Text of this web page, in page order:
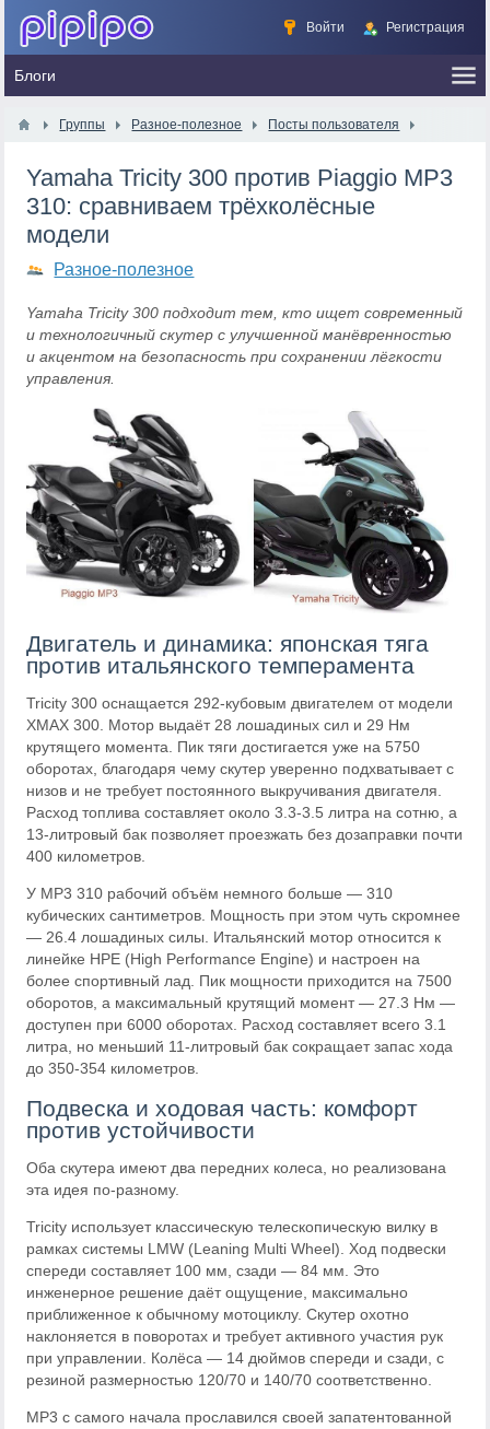
Войти Регистрация
Группы Разное-полезное Посты пользователя
Yamaha Tricity 300 против Piaggio MP3
310: сравниваем трёхколёсные
модели
Разное-полезное
Yamaha Tricity 300 подходит тем, кто ищет современный
и технологичный скутер с улучшенной манёвренностью
и акцентом на безопасность при сохранении лёгкости
управления.
Двигатель и динамика: японская тяга
против итальянского темперамента
Tricity 300 оснащается 292-кубовым двигателем от модели
XMAX 300. Мотор выдаёт 28 лошадиных сил и 29 Нм
крутящего момента. Пик тяги достигается уже на 5750
оборотах, благодаря чему скутер уверенно подхватывает с
низов и не требует постоянного выкручивания двигателя.
Расход топлива составляет около 3.3-3.5 литра на сотню, а
13-литровый бак позволяет проезжать без дозаправки почти
400 километров.
У MP3 310 рабочий объём немного больше — 310
кубических сантиметров. Мощность при этом чуть скромнее
— 26.4 лошадиных силы. Итальянский мотор относится к
линейке HPE (High Performance Engine) и настроен на
более спортивный лад. Пик мощности приходится на 7500
оборотов, а максимальный крутящий момент — 27.3 Нм —
доступен при 6000 оборотах. Расход составляет всего 3.1
литра, но меньший 11-литровый бак сокращает запас хода
до 350-354 километров.
Подвеска и ходовая часть: комфорт
против устойчивости
Оба скутера имеют два передних колеса, но реализована
эта идея по-разному.
Tricity использует классическую телескопическую вилку в
рамках системы LMW (Leaning Multi Wheel). Ход подвески
спереди составляет 100 мм, сзади — 84 мм. Это
инженерное решение даёт ощущение, максимально
приближенное к обычному мотоциклу. Скутер охотно
наклоняется в поворотах и требует активного участия рук
при управлении. Колёса — 14 дюймов спереди и сзади, с
резиной размерностью 120/70 и 140/70 соответственно.
MP3 с самого начала прославился своей запатентованной